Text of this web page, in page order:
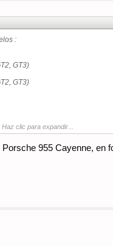
:
GT3)
GT3)
Haz clic para expandir...
955 Cayenne, en